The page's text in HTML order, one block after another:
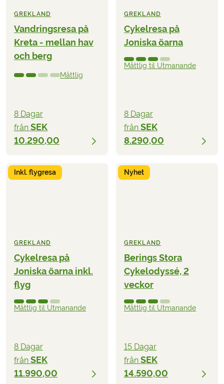
GREKLAND
Vandringsresa på
Kreta - mellan hav
och berg
Måttlig
8 Dagar
från SEK
10.290,00
GREKLAND
Cykelresa på
Joniska öarna
Måttlig til Utmanande
8 Dagar
från SEK
8.290,00
Inkl. flygresa
GREKLAND
Cykelresa på
Joniska öarna inkl.
flyg
Måttlig til Utmanande
8 Dagar
från SEK
11.990,00
Nyhet
GREKLAND
Berings Stora
Cykelodyssé, 2
veckor
Måttlig til Utmanande
15 Dagar
från SEK
14.590,00